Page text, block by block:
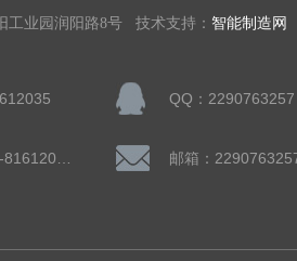
工业园润阳路8号 技术支持： 智能制造网
QQ：2290763257
邮箱：